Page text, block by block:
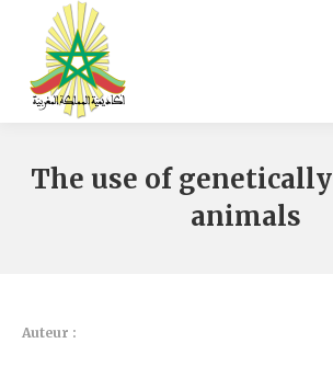
The use of
animals
Auteur :